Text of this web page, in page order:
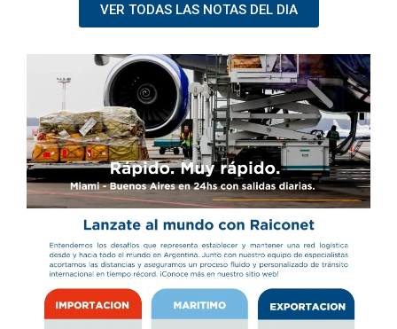
VER TODAS LAS NOTAS DEL DIA